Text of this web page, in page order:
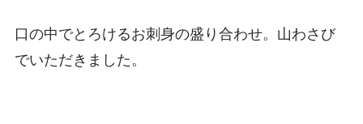
口の中でとろけるお刺身の盛り合わせ。山わさび
でいただきました。